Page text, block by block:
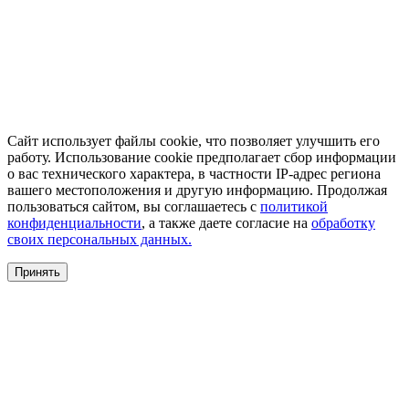
Сайт использует файлы cookie, что позволяет улучшить его
работу. Использование cookie предполагает сбор информации
о вас технического характера, в частности IP-адрес региона
вашего местоположения и другую информацию. Продолжая
пользоваться сайтом, вы соглашаетесь с политикой
конфиденциальности, а также даете согласие на обработку
своих персональных данных.
Принять